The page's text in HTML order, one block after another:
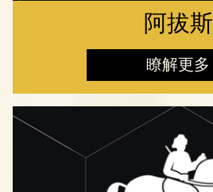
阿拔斯
瞭解更多